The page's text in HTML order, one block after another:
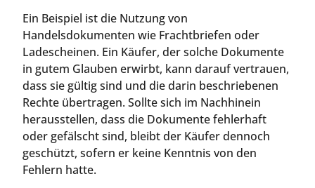
Ein Beispiel ist die Nutzung von
Handelsdokumenten wie Frachtbriefen oder
Ladescheinen. Ein Käufer, der solche Dokumente
in gutem Glauben erwirbt, kann darauf vertrauen,
dass sie gültig sind und die darin beschriebenen
Rechte übertragen. Sollte sich im Nachhinein
herausstellen, dass die Dokumente fehlerhaft
oder gefälscht sind, bleibt der Käufer dennoch
geschützt, sofern er keine Kenntnis von den
Fehlern hatte.